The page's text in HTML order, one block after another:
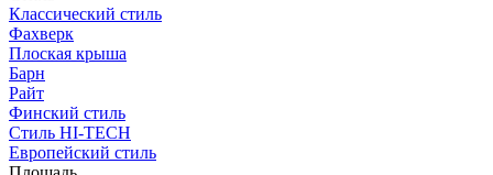
Классический стиль
Фахверк
Плоская крыша
Барн
Райт
Финский стиль
Стиль HI-TECH
Европейский стиль